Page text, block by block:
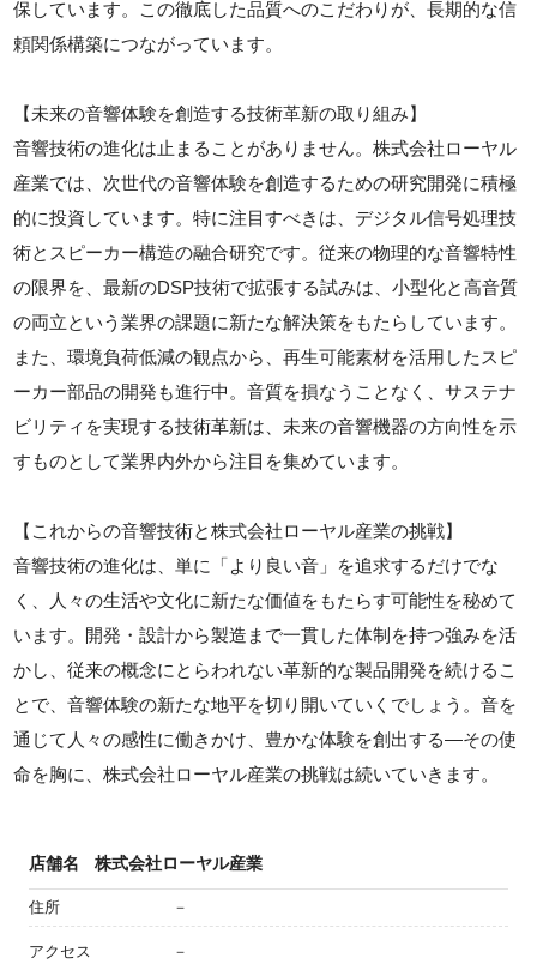
保しています。この徹底した品質へのこだわりが、長期的な信
頼関係構築につながっています。
【未来の音響体験を創造する技術革新の取り組み】
音響技術の進化は止まることがありません。株式会社ローヤル
産業では、次世代の音響体験を創造するための研究開発に積極
的に投資しています。特に注目すべきは、デジタル信号処理技
術とスピーカー構造の融合研究です。従来の物理的な音響特性
の限界を、最新のDSP技術で拡張する試みは、小型化と高音質
の両立という業界の課題に新たな解決策をもたらしています。
また、環境負荷低減の観点から、再生可能素材を活用したスピ
ーカー部品の開発も進行中。音質を損なうことなく、サステナ
ビリティを実現する技術革新は、未来の音響機器の方向性を示
すものとして業界内外から注目を集めています。
【これからの音響技術と株式会社ローヤル産業の挑戦】
音響技術の進化は、単に「より良い音」を追求するだけでな
く、人々の生活や文化に新たな価値をもたらす可能性を秘めて
います。開発・設計から製造まで一貫した体制を持つ強みを活
かし、従来の概念にとらわれない革新的な製品開発を続けるこ
とで、音響体験の新たな地平を切り開いていくでしょう。音を
通じて人々の感性に働きかけ、豊かな体験を創出する—その使
命を胸に、株式会社ローヤル産業の挑戦は続いていきます。
店舗名 株式会社ローヤル産業
住所 －
アクセス －